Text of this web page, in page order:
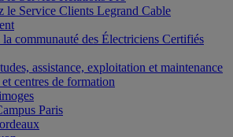
le Service Clients Legrand Cable
communauté des Électriciens Certifiés
assistance, exploitation et maintenance
centres de formation
Paris